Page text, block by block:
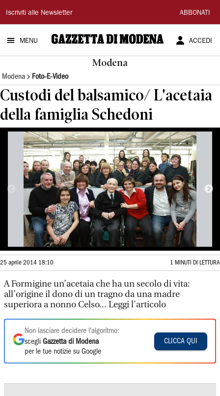
Gazzetta
di
Modena
Iscriviti alle Newsletter ABBONATI
MENU ACCEDI
Modena
Modena Foto-E-Video
Custodi del balsamico/ L'acetaia
della famiglia Schedoni
25 aprile 2014 18:10 1 MINUTI DI LETTURA
A Formigine un’acetaia che ha un secolo di vita:
all’origine il dono di un tragno da una madre
superiora a nonno Celso... Leggi l'articolo
Non lasciare decidere l'algoritmo:
scegli Gazzetta di Modena
per le tue notizie su Google
CLICCA QUI